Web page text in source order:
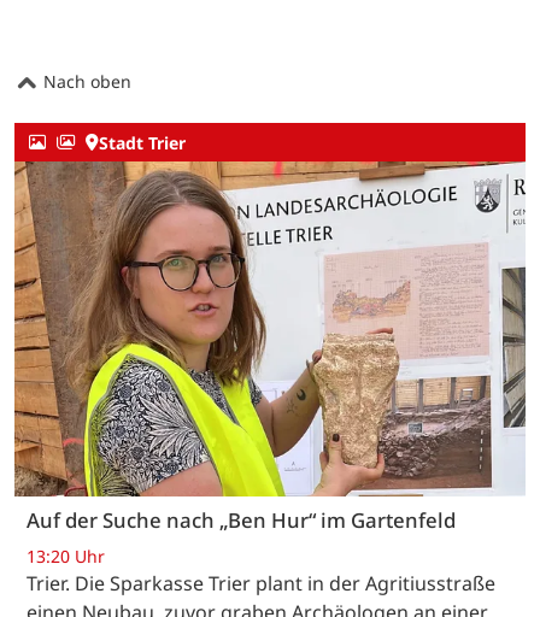
Nach oben
Stadt Trier
Auf der Suche nach „Ben Hur“ im Gartenfeld
13:20 Uhr
Trier. Die Sparkasse Trier plant in der Agritiusstraße
einen Neubau, zuvor graben Archäologen an einer